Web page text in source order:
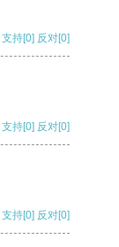
支持[0] 反对[0]
支持[0] 反对[0]
支持[0] 反对[0]